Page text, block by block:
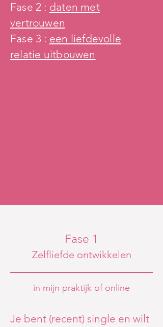
Fase 2 : daten met
vertrouwen
Fase 3 : een liefdevolle
relatie uitbouwen
Fase 1
Zelfliefde ontwikkelen
in mijn praktijk of online
Je bent (recent) single en wilt